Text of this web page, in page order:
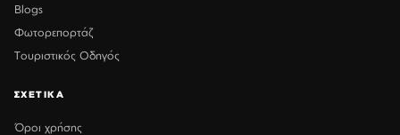
Blogs
Φωτορεπορτάζ
Τουριστικός Οδηγός
ΣΧΕΤΙΚΑ
Όροι χρήσης